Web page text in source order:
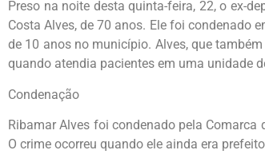
Preso na noite desta quinta-feira, 22, o ex-
Costa Alves, de 70 anos. Ele foi condenado
de 10 anos no município. Alves, que
quando atendia pacientes em uma unidade
Condenação
Ribamar Alves foi condenado pela Comarca
O crime ocorreu quando ele ainda era